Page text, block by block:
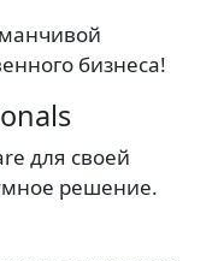
бизнеса!
для своей
решение.